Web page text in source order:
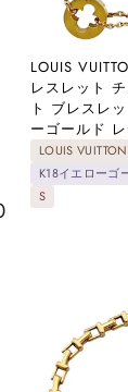
LOUIS
レスレット
ト ブレスレ
ーゴールド
LOUIS VUITTON
K18イエローゴ
S